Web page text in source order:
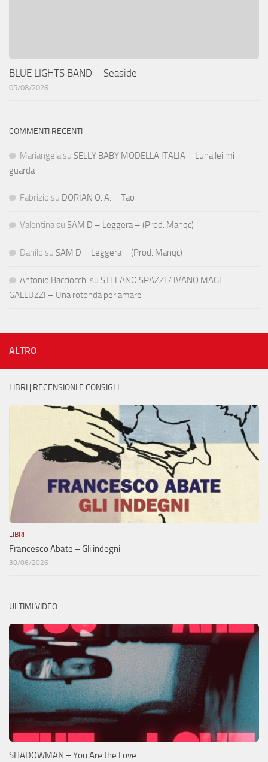
BLUE LIGHTS BAND – Seaside
05/08/2026
COMMENTI RECENTI
Mariangela su SELLY BABY MODELLA ITALIA – Luna lei mi
guarda
Fabrizio su DORIAN O. A. – Tao
Valentina su SAM D – Leggera – (Prod. Manqc)
Danilo su SAM D – Leggera – (Prod. Manqc)
Antonio Bacciocchi su STEFANO SPAZZI / IVANO MAGI
GALLUZZI – Una rotonda per amare
ALTRO
LIBRI | RECENSIONI E CONSIGLI
LIBRI
Francesco Abate – Gli indegni
30/06/2026
ULTIMI VIDEO
SHADOWMAN – You Are the Love